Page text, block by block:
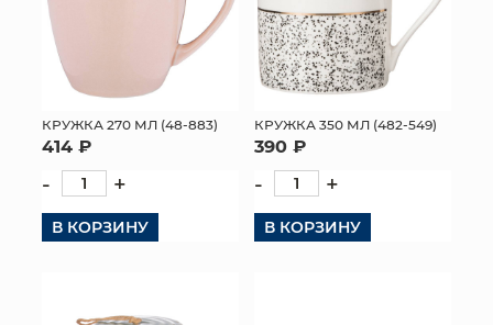
КРУЖКА 270 МЛ (48-883)
414 ₽
- +
В КОРЗИНУ
КРУЖКА 350 МЛ (482-549)
390 ₽
- +
В КОРЗИНУ